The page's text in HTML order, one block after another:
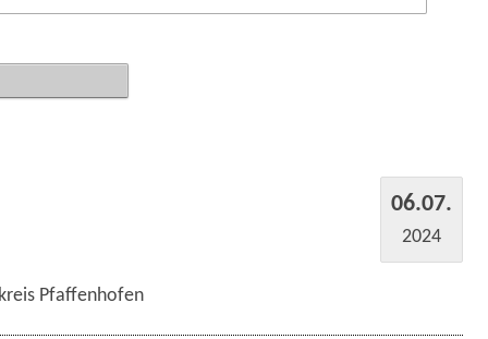
06.07.
2024
Pfaffenhofen